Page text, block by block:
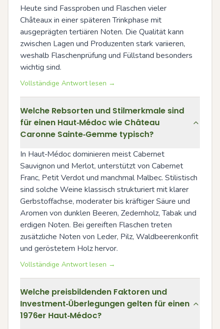
Heute sind Fassproben und Flaschen vieler
Châteaux in einer späteren Trinkphase mit
ausgeprägten tertiären Noten. Die Qualität kann
zwischen Lagen und Produzenten stark variieren,
weshalb Flaschenprüfung und Füllstand besonders
wichtig sind.
Vollständige Antwort lesen →
Welche Rebsorten und Stilmerkmale sind
für einen Haut‑Médoc wie Château
Caronne Sainte‑Gemme typisch?
In Haut‑Médoc dominieren meist Cabernet
Sauvignon und Merlot, unterstützt von Cabernet
Franc, Petit Verdot und manchmal Malbec. Stilistisch
sind solche Weine klassisch strukturiert mit klarer
Gerbstoffachse, moderater bis kräftiger Säure und
Aromen von dunklen Beeren, Zedernholz, Tabak und
erdigen Noten. Bei gereiften Flaschen treten
zusätzliche Noten von Leder, Pilz, Waldbeerenkonfit
und geröstetem Holz hervor.
Vollständige Antwort lesen →
Welche preisbildenden Faktoren und
Investment‑Überlegungen gelten für einen
1976er Haut‑Médoc?